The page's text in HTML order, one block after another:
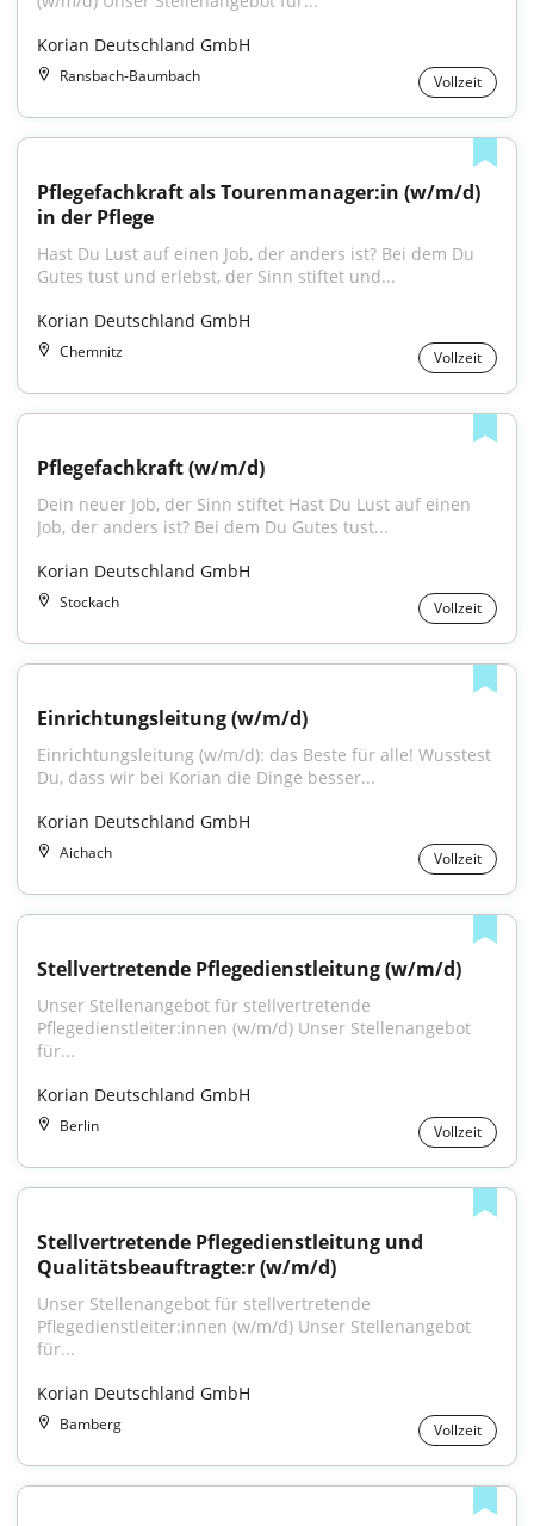
Korian Deutschland GmbH
Ransbach-Baumbach Vollzeit
Pflegefachkraft als Tourenmanager:in (w/m/d)
in der Pflege
Hast Du Lust auf einen Job, der anders ist? Bei dem Du
Gutes tust und erlebst, der Sinn stiftet und...
Korian Deutschland GmbH
Chemnitz Vollzeit
Pflegefachkraft (w/m/d)
Dein neuer Job, der Sinn stiftet Hast Du Lust auf einen
Job, der anders ist? Bei dem Du Gutes tust...
Korian Deutschland GmbH
Stockach Vollzeit
Einrichtungsleitung (w/m/d)
Einrichtungsleitung (w/m/d): das Beste für alle! Wusstest
Du, dass wir bei Korian die Dinge besser...
Korian Deutschland GmbH
Aichach Vollzeit
Stellvertretende Pflegedienstleitung (w/m/d)
Unser Stellenangebot für stellvertretende
Pflegedienstleiter:innen (w/m/d) Unser Stellenangebot
für...
Korian Deutschland GmbH
Berlin Vollzeit
Stellvertretende Pflegedienstleitung und
Qualitätsbeauftragte:r (w/m/d)
Unser Stellenangebot für stellvertretende
Pflegedienstleiter:innen (w/m/d) Unser Stellenangebot
für...
Korian Deutschland GmbH
Bamberg Vollzeit